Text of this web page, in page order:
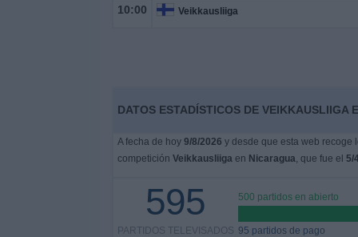
10:00 Veikkausliiga
DATOS ESTADÍSTICOS DE VEIKKAUSLIIGA
A fecha de hoy 9/8/2026 y desde que esta web recoge
competición Veikkausliigaen Nicaragua, que fue el 5/
595
PARTIDOS TELEVISADOS
500 partidos en abierto
95 partidos de pago